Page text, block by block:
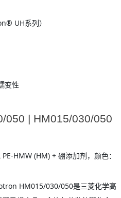
UH系列）
变性
050 | HM015/030/050
PE-HMW (HM) + 硼添加剂，颜色：
HM015/030/050是三菱化学高